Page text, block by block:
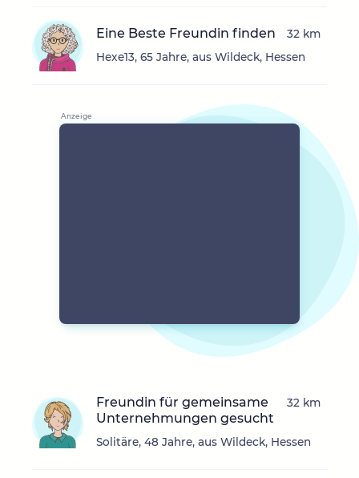
Eine Beste Freundin finden
Hexe13, 65 Jahre, aus Wildeck, Hessen
32 km
Freundin für gemeinsame
Unternehmungen gesucht
Solitäre, 48 Jahre, aus Wildeck, Hessen
32 km